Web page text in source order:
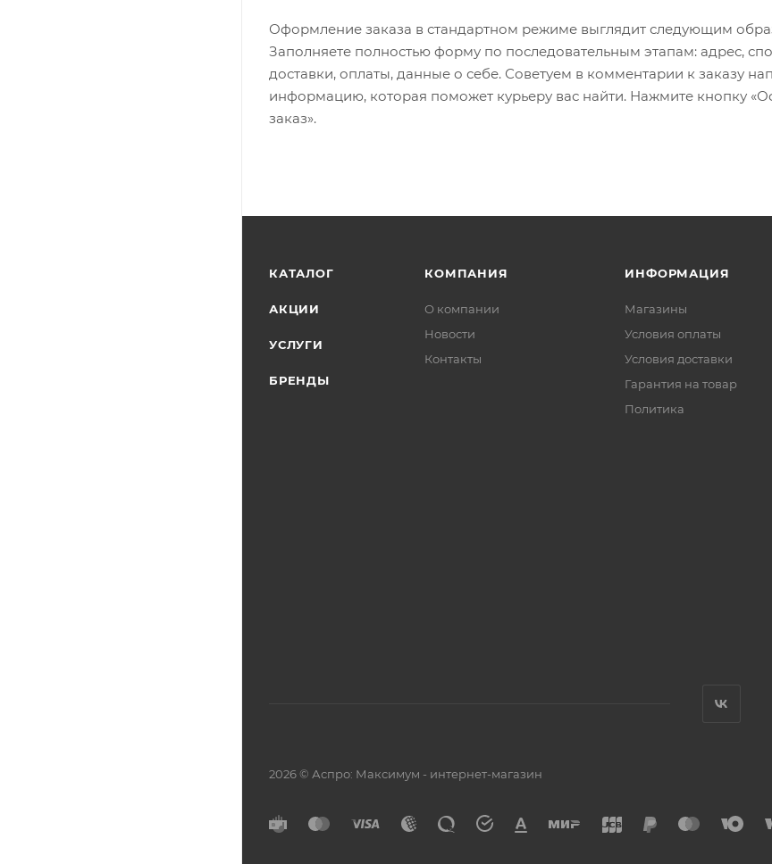
Оформление заказа в стандартном режиме выглядит следующим
Заполняете полностью форму по последовательным этапам: адрес,
доставки, оплаты, данные о себе. Советуем в комментарии к заказу
информацию, которая поможет курьеру вас найти. Нажмите кнопку
заказ».
КАТАЛОГ
АКЦИИ
УСЛУГИ
БРЕНДЫ
КОМПАНИЯ
О компании
Новости
Контакты
ИНФОРМАЦИЯ
Магазины
Условия оплаты
Условия доставки
Гарантия на товар
Политика
2026 © Аспро: Максимум - интернет-магазин